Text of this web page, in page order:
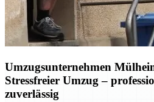
Umzugsunternehmen
Stressfreier Umzug –
zuverlässig